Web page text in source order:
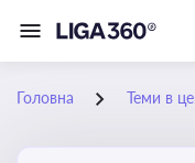
Головна Теми в